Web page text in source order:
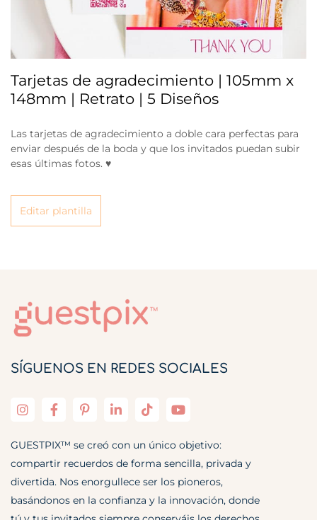
Tarjetas de agradecimiento | 105mm x
148mm | Retrato | 5 Diseños
Las tarjetas de agradecimiento a doble cara perfectas para
enviar después de la boda y que los invitados puedan subir
esas últimas fotos. ♥
Editar plantilla
SÍGUENOS EN REDES SOCIALES
GUESTPIX™ se creó con un único objetivo:
compartir recuerdos de forma sencilla, privada y
divertida. Nos enorgullece ser los pioneros,
basándonos en la confianza y la innovación, donde